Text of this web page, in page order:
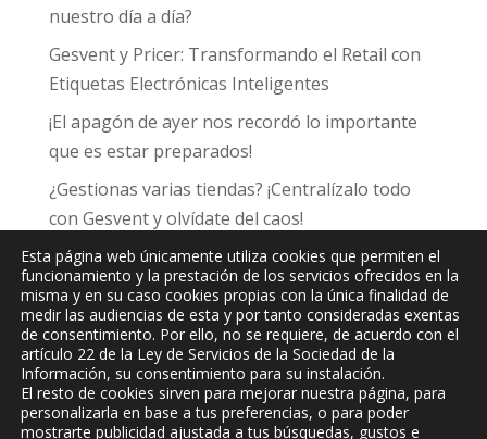
nuestro día a día?
Gesvent y Pricer: Transformando el Retail con
Etiquetas Electrónicas Inteligentes
¡El apagón de ayer nos recordó lo importante
que es estar preparados!
¿Gestionas varias tiendas? ¡Centralízalo todo
con Gesvent y olvídate del caos!
JPCInformática y Comunicaciones, S.L.
Esta página web únicamente utiliza cookies que permiten el
funcionamiento y la prestación de los servicios ofrecidos en la
misma y en su caso cookies propias con la única finalidad de
medir las audiencias de esta y por tanto consideradas exentas
de consentimiento. Por ello, no se requiere, de acuerdo con el
artículo 22 de la Ley de Servicios de la Sociedad de la
Información, su consentimiento para su instalación.
El resto de cookies sirven para mejorar nuestra página, para
personalizarla en base a tus preferencias, o para poder
mostrarte publicidad ajustada a tus búsquedas, gustos e